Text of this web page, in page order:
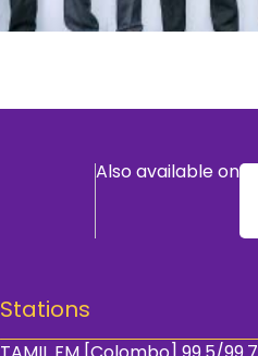
Also available on
Stations